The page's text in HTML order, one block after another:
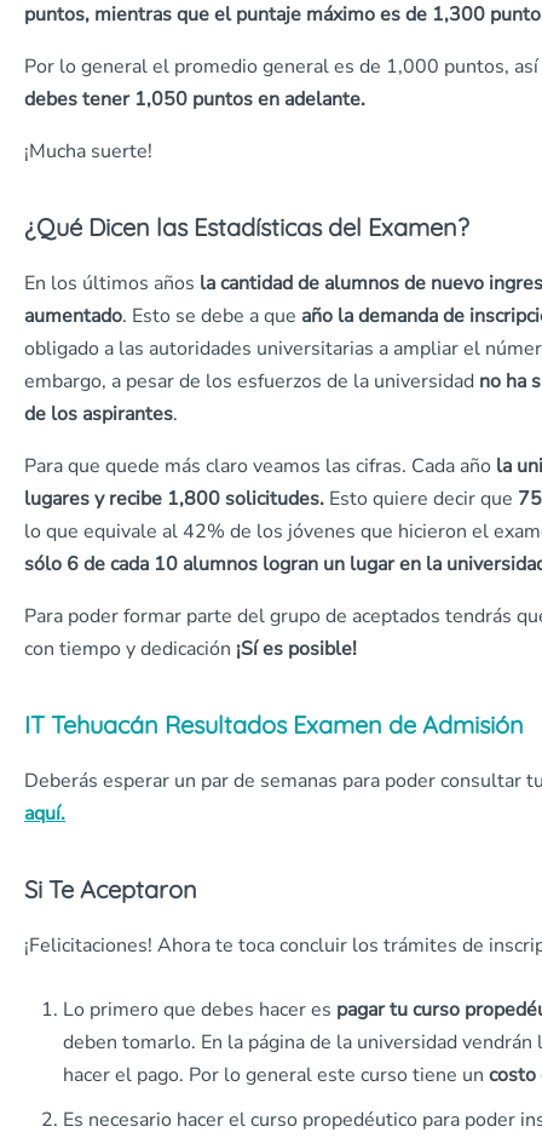
puntos, mientras que el puntaje máximo es de 1,300
Por lo general el promedio general es de 1,000 puntos,
debes tener 1,050 puntos en adelante.
¡Mucha suerte!
¿Qué Dicen las Estadísticas del Examen?
En los últimos años la cantidad de alumnos de nuevo
aumentado. Esto se debe a que año la demanda de
obligado a las autoridades universitarias a ampliar el
embargo, a pesar de los esfuerzos de la universidad no ha
de los aspirantes.
Para que quede más claro veamos las cifras. Cada año la
lugares y recibe 1,800 solicitudes. Esto quiere decir que
lo que equivale al 42% de los jóvenes que hicieron el
sólo 6 de cada 10 alumnos logran un lugar en la
Para poder formar parte del grupo de aceptados tendrás
con tiempo y dedicación ¡Sí es posible!
IT Tehuacán Resultados Examen de Admisión
Deberás esperar un par de semanas para poder consultar
aquí.
Si Te Aceptaron
¡Felicitaciones! Ahora te toca concluir los trámites de
Lo primero que debes hacer es pagar tu curso
deben tomarlo. En la página de la universidad vendrán
hacer el pago. Por lo general este curso tiene un
Es necesario hacer el curso propedéutico para poder